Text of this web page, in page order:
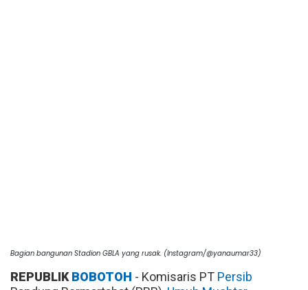
Bagian bangunan Stadion GBLA yang rusak. (Instagram/@yanaumar33)
REPUBLIKBOBOTOH - Komisaris PT Persib